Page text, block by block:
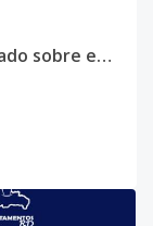
Solar con posicionamiento privilegiado sobre eje urbano de alta actividad – Bella Vista